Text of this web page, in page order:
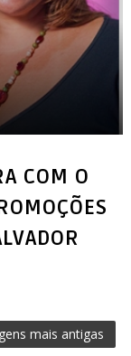
COM O
mais antigas